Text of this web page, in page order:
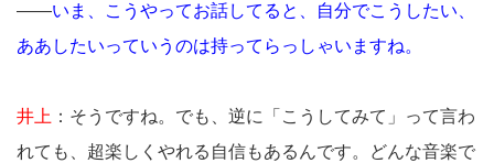
――いま、こうやってお話してると、自分でこうしたい、
ああしたいっていうのは持ってらっしゃいますね。
井上 ：そうですね。でも、逆に「こうしてみて」って言わ
れても、超楽しくやれる自信もあるんです。どんな音楽で